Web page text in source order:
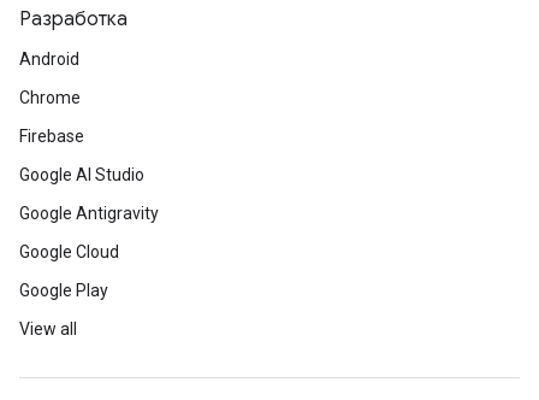
Разработка
Android
Chrome
Firebase
Google AI Studio
Google Antigravity
Google Cloud
Google Play
View all